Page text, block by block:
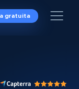
gratuita